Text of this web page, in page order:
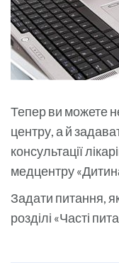
Тепер ви можете
центру, а й
консультації
медцентру
Задати питання,
розділі «Часті